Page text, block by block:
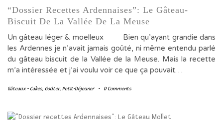
“Dossier Recettes Ardennaises”: Le Gâteau-
Biscuit De La Vallée De La Meuse
Un gâteau léger & moelleux Bien qu’ayant grandie dans
les Ardennes je n’avait jamais goûté, ni même entendu parlé
du gâteau biscuit de la Vallée de la Meuse. Mais la recette
m’a intéressée et j’ai voulu voir ce que ça pouvait…
Gâteaux - Cakes, Goûter, Petit-Déjeuner - 0 Comments